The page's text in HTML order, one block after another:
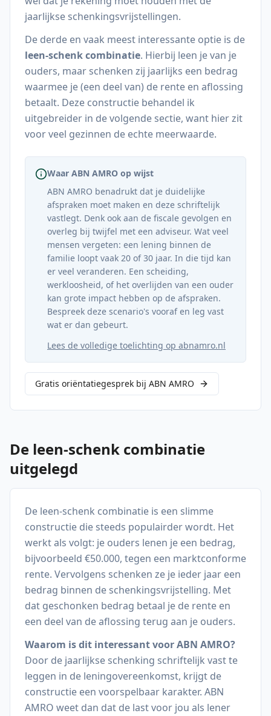
jaarlijkse schenkingsvrijstellingen.
De derde en vaak meest interessante optie is de
leen-schenk combinatie. Hierbij leen je van je
ouders, maar schenken zij jaarlijks een bedrag
waarmee je (een deel van) de rente en aflossing
betaalt. Deze constructie behandel ik
uitgebreider in de volgende sectie, want hier zit
voor veel gezinnen de echte meerwaarde.
Waar ABN AMRO op wijst
ABN AMRO benadrukt dat je duidelijke
afspraken moet maken en deze schriftelijk
vastlegt. Denk ook aan de fiscale gevolgen en
overleg bij twijfel met een adviseur. Wat veel
mensen vergeten: een lening binnen de
familie loopt vaak 20 of 30 jaar. In die tijd kan
er veel veranderen. Een scheiding,
werkloosheid, of het overlijden van een ouder
kan grote impact hebben op de afspraken.
Bespreek deze scenario's vooraf en leg vast
wat er dan gebeurt.
Lees de volledige toelichting op abnamro.nl
Gratis oriëntatiegesprek bij ABN AMRO
De leen-schenk combinatie
uitgelegd
De leen-schenk combinatie is een slimme
constructie die steeds populairder wordt. Het
werkt als volgt: je ouders lenen je een bedrag,
bijvoorbeeld €50.000, tegen een marktconforme
rente. Vervolgens schenken ze je ieder jaar een
bedrag binnen de schenkingsvrijstelling. Met
dat geschonken bedrag betaal je de rente en
een deel van de aflossing terug aan je ouders.
Waarom is dit interessant voor ABN AMRO?
Door de jaarlijkse schenking schriftelijk vast te
leggen in de leningovereenkomst, krijgt de
constructie een voorspelbaar karakter. ABN
AMRO weet dan dat de last voor jou als lener